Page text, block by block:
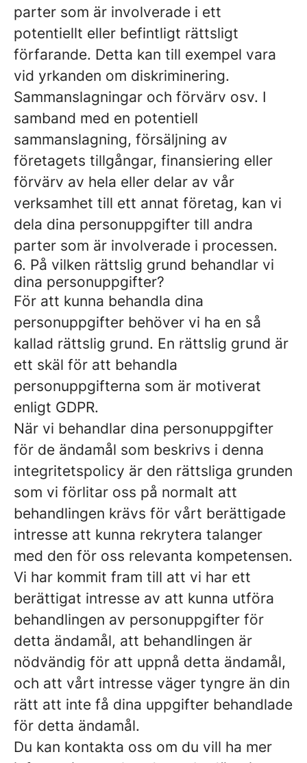
parter som är involverade i ett
potentiellt eller befintligt rättsligt
förfarande. Detta kan till exempel vara
vid yrkanden om diskriminering.
Sammanslagningar och förvärv osv. I
samband med en potentiell
sammanslagning, försäljning av
företagets tillgångar, finansiering eller
förvärv av hela eller delar av vår
verksamhet till ett annat företag, kan vi
dela dina personuppgifter till andra
parter som är involverade i processen.
6. På vilken rättslig grund behandlar vi
dina personuppgifter?
För att kunna behandla dina
personuppgifter behöver vi ha en så
kallad rättslig grund. En rättslig grund är
ett skäl för att behandla
personuppgifterna som är motiverat
enligt GDPR.
När vi behandlar dina personuppgifter
för de ändamål som beskrivs i denna
integritetspolicy är den rättsliga grunden
som vi förlitar oss på normalt att
behandlingen krävs för vårt berättigade
intresse att kunna rekrytera talanger
med den för oss relevanta kompetensen.
Vi har kommit fram till att vi har ett
berättigat intresse av att kunna utföra
behandlingen av personuppgifter för
detta ändamål, att behandlingen är
nödvändig för att uppnå detta ändamål,
och att vårt intresse väger tyngre än din
rätt att inte få dina uppgifter behandlade
för detta ändamål.
Du kan kontakta oss om du vill ha mer